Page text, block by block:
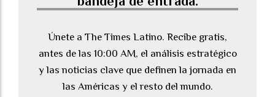
Únete a The Times Latino. Recibe gratis,
antes de las 10:00 AM, el análisis estratégico
y las noticias clave que definen la jornada en
las Américas y el resto del mundo.